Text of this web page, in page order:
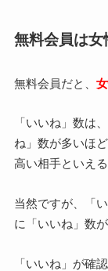
無料会員は
無料会員だと、
「いいね」数は
ね」数が多いほ
高い相手といえる
当然ですが、「
に「いいね」数
「いいね」が確